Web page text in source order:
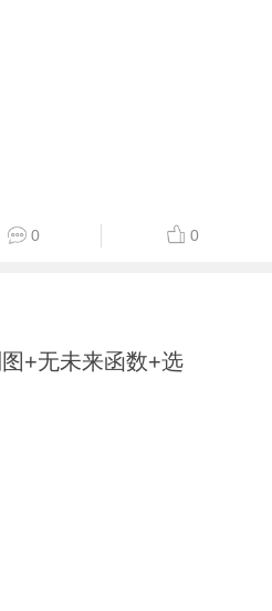
0 0
+无未来函数+选